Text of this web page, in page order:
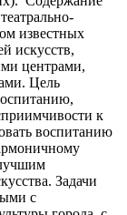
известных
искусств,
центрами,
Цель
к
воспитанию
Задачи
с